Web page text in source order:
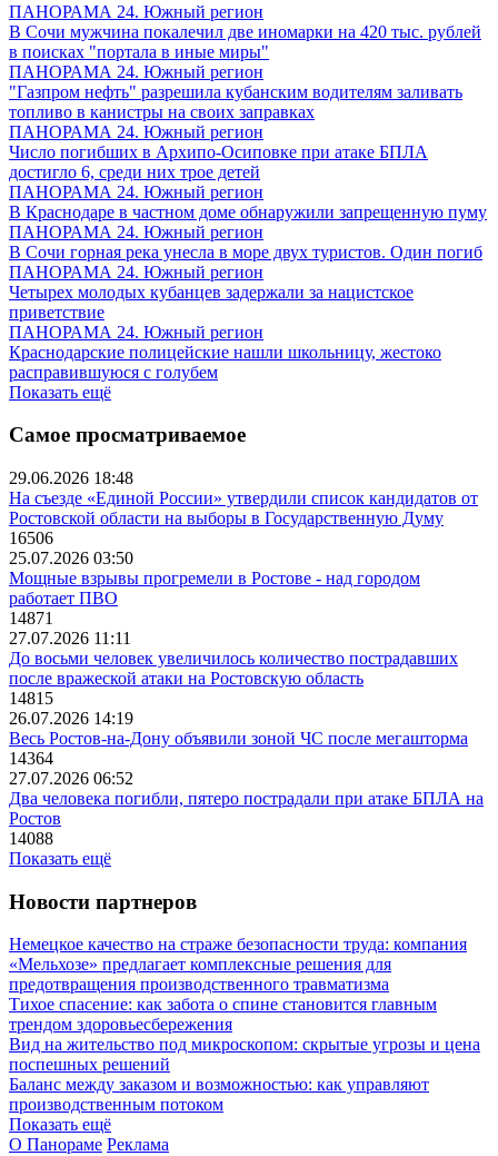
ПАНОРАМА 24. Южный регион
В Сочи мужчина покалечил две иномарки на 420 тыс. рублей
в поисках "портала в иные миры"
ПАНОРАМА 24. Южный регион
"Газпром нефть" разрешила кубанским водителям заливать
топливо в канистры на своих заправках
ПАНОРАМА 24. Южный регион
Число погибших в Архипо-Осиповке при атаке БПЛА
достигло 6, среди них трое детей
ПАНОРАМА 24. Южный регион
В Краснодаре в частном доме обнаружили запрещенную пуму
ПАНОРАМА 24. Южный регион
В Сочи горная река унесла в море двух туристов. Один погиб
ПАНОРАМА 24. Южный регион
Четырех молодых кубанцев задержали за нацистское
приветствие
ПАНОРАМА 24. Южный регион
Краснодарские полицейские нашли школьницу, жестоко
расправившуюся с голубем
Показать ещё
Самое просматриваемое
29.06.2026 18:48
На съезде «Единой России» утвердили список кандидатов от
Ростовской области на выборы в Государственную Думу
16506
25.07.2026 03:50
Мощные взрывы прогремели в Ростове - над городом
работает ПВО
14871
27.07.2026 11:11
До восьми человек увеличилось количество пострадавших
после вражеской атаки на Ростовскую область
14815
26.07.2026 14:19
Весь Ростов-на-Дону объявили зоной ЧС после мегашторма
14364
27.07.2026 06:52
Два человека погибли, пятеро пострадали при атаке БПЛА на
Ростов
14088
Показать ещё
Новости партнеров
Немецкое качество на страже безопасности труда: компания
«Мельхозе» предлагает комплексные решения для
предотвращения производственного травматизма
Тихое спасение: как забота о спине становится главным
трендом здоровьесбережения
Вид на жительство под микроскопом: скрытые угрозы и цена
поспешных решений
Баланс между заказом и возможностью: как управляют
производственным потоком
Показать ещё
О Панораме Реклама